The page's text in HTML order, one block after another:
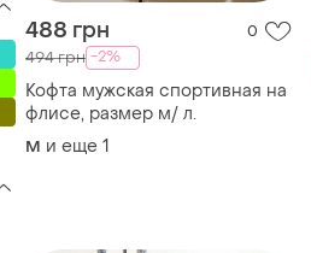
488 грн 0
494 грн -2%
Кофта мужская спортивная на
флисе, размер м/ л.
M и еще 1